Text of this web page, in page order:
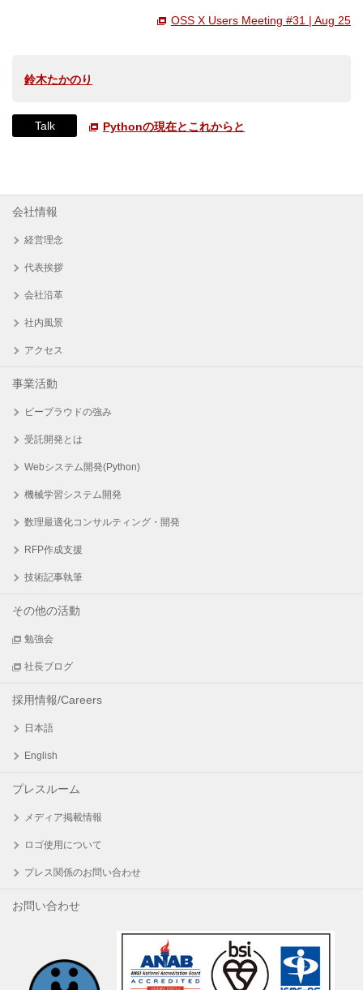
OSS X Users Meeting #31 | Aug 25
鈴木たかのり
Talk Pythonの現在とこれからと
会社情報
経営理念
代表挨拶
会社沿革
社内風景
アクセス
事業活動
ビープラウドの強み
受託開発とは
Webシステム開発(Python)
機械学習システム開発
数理最適化コンサルティング・開発
RFP作成支援
技術記事執筆
その他の活動
勉強会
社長ブログ
採用情報/Careers
日本語
English
プレスルーム
メディア掲載情報
ロゴ使用について
プレス関係のお問い合わせ
お問い合わせ